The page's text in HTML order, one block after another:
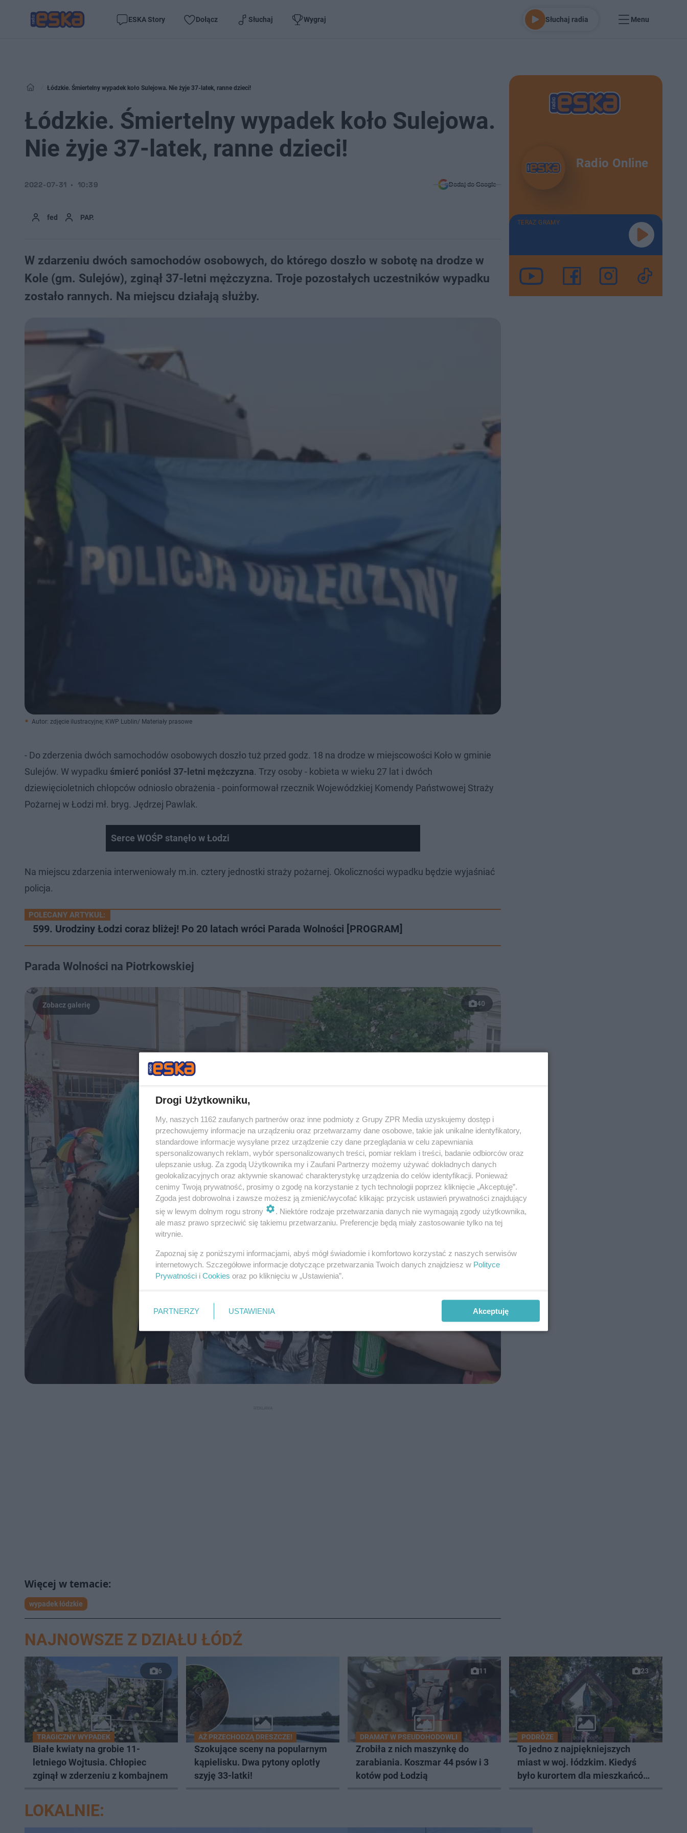
ESKA Story Dołącz Słuchaj Wygraj Słuchaj radia Menu
Łódzkie. Śmiertelny wypadek koło Sulejowa. Nie żyje 37-latek, ranne dzieci!
Łódzkie. Śmiertelny wypadek koło Sulejowa.
Nie żyje 37-latek, ranne dzieci!
fed PAP.
2022-07-31 10:39 Dodaj do Google
W zdarzeniu dwóch samochodów osobowych, do którego doszło w sobotę na drodze w
Kole (gm. Sulejów), zginął 37-letni mężczyzna. Troje pozostałych uczestników wypadku
zostało rannych. Na miejscu działają służby.
Autor: zdjęcie ilustracyjne; KWP Lublin/ Materiały prasowe
- Do zderzenia dwóch samochodów osobowych doszło tuż przed godz. 18 na drodze w miejscowości Koło w gminie
Sulejów. W wypadku śmierć poniósł 37-letni mężczyzna. Trzy osoby - kobieta w wieku 27 lat i dwóch
dziewięcioletnich chłopców odniosło obrażenia - poinformował rzecznik Wojewódzkiej Komendy Państwowej Straży
Pożarnej w Łodzi mł. bryg. Jędrzej Pawlak.
Serce WOŚP stanęło w Łodzi
Na miejscu zdarzenia interweniowały m.in. cztery jednostki straży pożarnej. Okoliczności wypadku będzie wyjaśniać
policja.
POLECANY ARTYKUŁ:
599. Urodziny Łodzi coraz bliżej! Po 20 latach wróci Parada Wolności [PROGRAM]
Parada Wolności na Piotrkowskiej
40
wypadek łódzkie
Radio Online
TERAZ GRAMY
NAJNOWSZE Z DZIAŁU ŁÓDŹ
6
TRAGICZNY WYPADEK
Białe kwiaty na grobie 11-
letniego Wojtusia. Chłopiec
zginął w zderzeniu z kombajnem
AŻ PRZECHODZĄ DRESZCZE!
Szokujące sceny na popularnym
kąpielisku. Dwa pytony oplotły
szyję 33-latki!
11
DRAMAT W PSEUDOHODOWLI
Zrobiła z nich maszynkę do
zarabiania. Koszmar 44 psów i 3
kotów pod Łodzią
23
PODRÓŻE
To jedno z najpiękniejszych
miast w woj. łódzkim. Kiedyś
było kurortem dla mieszkańców
LOKALNIE:
Drogi Użytkowniku,
My, naszych 1162 zaufanych partnerów oraz inne podmioty z Grupy ZPR Media uzyskujemy dostęp i
przechowujemy informacje na urządzeniu oraz przetwarzamy dane osobowe, takie jak unikalne identyfikatory,
standardowe informacje wysyłane przez urządzenie czy dane przeglądania w celu zapewniania
spersonalizowanych reklam, wybór spersonalizowanych treści, pomiar reklam i treści, badanie odbiorców oraz
ulepszanie usług. Za zgodą Użytkownika my i Zaufani Partnerzy możemy używać dokładnych danych
geolokalizacyjnych oraz aktywnie skanować charakterystykę urządzenia do celów identyfikacji. Ponieważ
cenimy Twoją prywatność, prosimy o zgodę na korzystanie z tych technologii poprzez kliknięcie „Akceptuję”.
Zgoda jest dobrowolna i zawsze możesz ją zmienić/wycofać klikając przycisk ustawień prywatności znajdujący
się w lewym dolnym rogu strony
. Niektóre rodzaje przetwarzania danych nie wymagają zgody użytkownika,
ale masz prawo sprzeciwić się takiemu przetwarzaniu. Preferencje będą miały zastosowanie tylko na tej
witrynie.
Zapoznaj się z poniższymi informacjami, abyś mógł świadomie i komfortowo korzystać z naszych serwisów
internetowych. Szczegółowe informacje dotyczące przetwarzania Twoich danych znajdziesz w Polityce
Prywatności i Cookies oraz po kliknięciu w „Ustawienia”.
PARTNERZY USTAWIENIA Akceptuję